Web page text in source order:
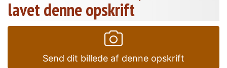
lavet denne opskrift
Send dit billede af denne opskrift